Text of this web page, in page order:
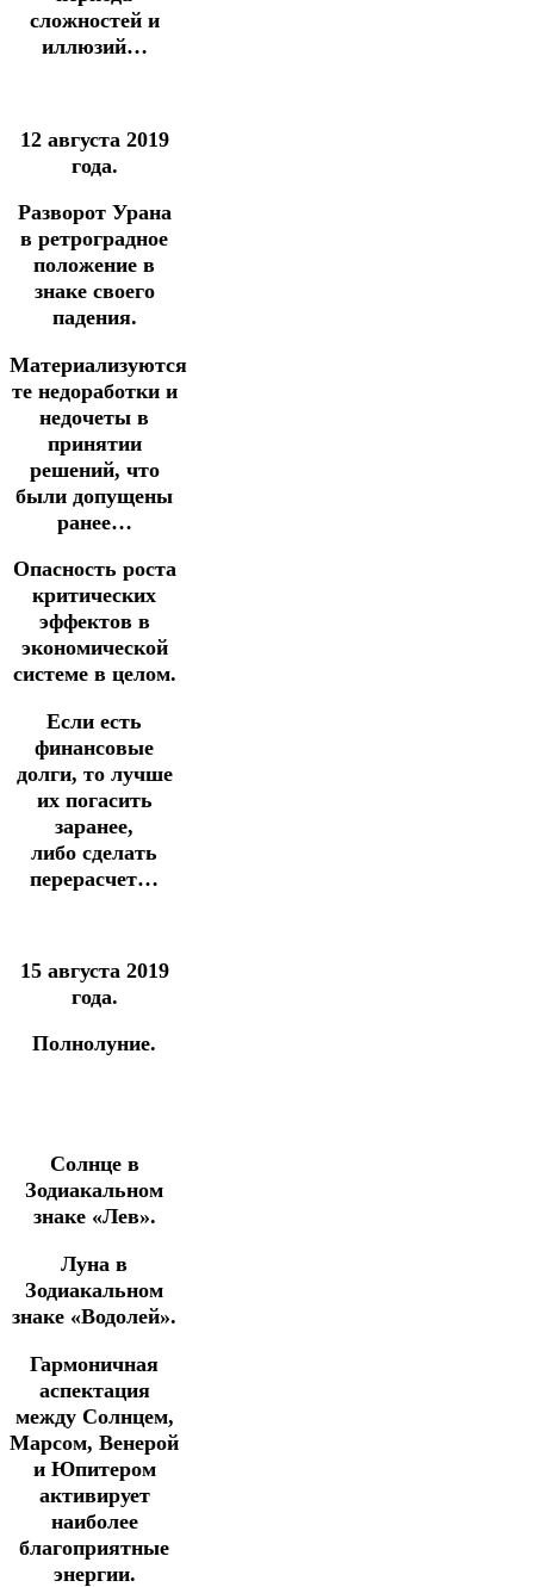
сложностей и
иллюзий…
12 августа 2019
года.
Разворот Урана
в ретроградное
положение в
знаке своего
падения.
Материализуются
те недоработки и
недочеты в
принятии
решений, что
были допущены
ранее…
Опасность роста
критических
эффектов в
экономической
системе в целом.
Если есть
финансовые
долги, то лучше
их погасить
заранее,
либо сделать
перерасчет…
15 августа 2019
года.
Полнолуние.
Солнце в
Зодиакальном
знаке «Лев».
Луна в
Зодиакальном
знаке «Водолей».
Гармоничная
аспектация
между Солнцем,
Марсом, Венерой
и Юпитером
активирует
наиболее
благоприятные
энергии.